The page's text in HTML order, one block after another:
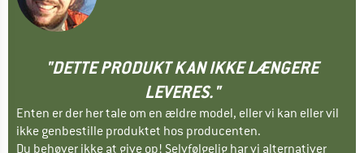
"DETTE PRODUKT KAN IKKE LÆNGERE
LEVERES."
Enten er der her tale om en ældre model, eller vi kan eller vil
ikke genbestille produktet hos producenten.
Du behøver ikke at give op! Selvfølgelig har vi alternativer